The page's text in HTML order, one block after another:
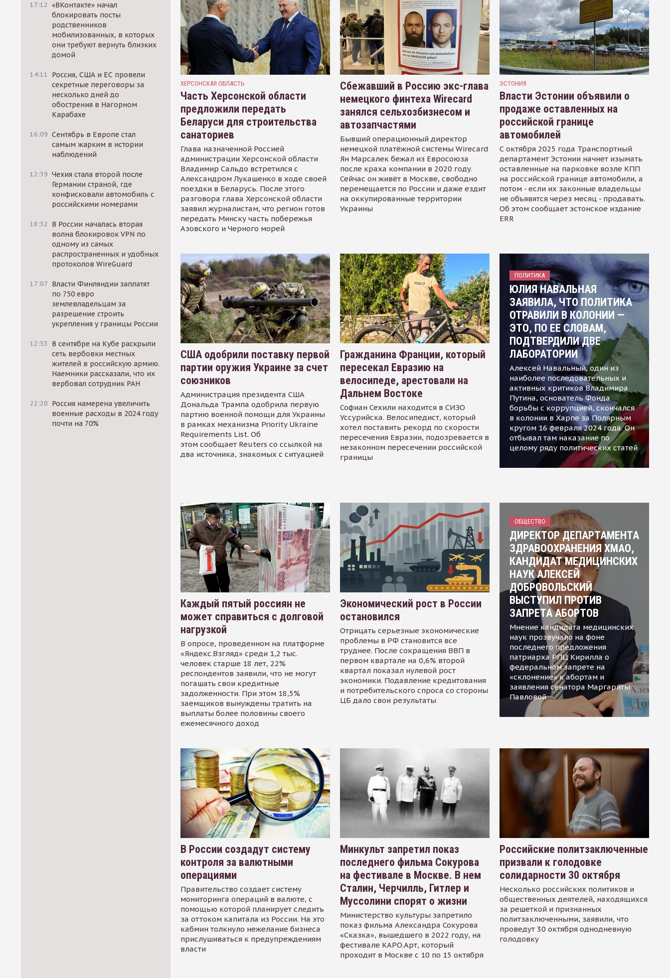
17:12 «ВКонтакте» начал
блокировать посты
родственников
мобилизованных, в которых
они требуют вернуть близких
домой
14:11
Россия, США и ЕС провели
секретные переговоры за
несколько дней до
обострения в Нагорном
Карабахе
16:09 Сентябрь в Европе стал
самым жарким в истории
наблюдений
12:39 Чехия стала второй после
Германии страной, где
конфисковали автомобиль с
российскими номерами
18:32
В России началась вторая
волна блокировок VPN по
одному из самых
распространенных и удобных
протоколов WireGuard
17:07 Власти Финляндии заплатят
по 750 евро
землевладельцам за
разрешение строить
укрепления у границы России
12:53
В сентябре на Кубе раскрыли
сеть вербовки местных
жителей в российскую армию.
Наемники рассказали, что их
вербовал сотрудник РАН
22:20 Россия намерена увеличить
военные расходы в 2024 году
почти на 70%
ХЕРСОНСКАЯ ОБЛАСТЬ
Часть Херсонской области
предложили передать
Беларуси для строительства
санаториев
Глава назначенной Россией
администрации Херсонской области
Владимир Сальдо встретился с
Александром Лукашенко в ходе своей
поездки в Беларусь. После этого
разговора глава Херсонской области
заявил журналистам, что регион готов
передать Минску часть побережья
Азовского и Черного морей
Сбежавший в Россию экс-глава
немецкого финтеха Wirecard
занялся сельхозбизнесом и
автозапчастями
Бывший операционный директор
немецкой платёжной системы Wirecard
Ян Марсалек бежал из Евросоюза
после краха компании в 2020 году.
Сейчас он живёт в Москве, свободно
перемещается по России и даже ездит
на оккупированные территории
Украины
ЭСТОНИЯ
Власти Эстонии объявили о
продаже оставленных на
российской границе
автомобилей
С октября 2025 года Транспортный
департамент Эстонии начнет изымать
оставленные на парковке возле КПП
на российской границе автомобили, а
потом - если их законные владельцы
не объявятся через месяц - продавать.
Об этом сообщает эстонское издание
ERR
США одобрили поставку первой
партии оружия Украине за счет
союзников
Администрация президента США
Дональда Трампа одобрила первую
партию военной помощи для Украины
в рамках механизма Priority Ukraine
Requirements List. Об
этом сообщает Reuters со ссылкой на
два источника, знакомых с ситуацией
Гражданина Франции, который
пересекал Евразию на
велосипеде, арестовали на
Дальнем Востоке
Софиан Сехили находится в СИЗО
Уссурийска. Велосипедист, который
хотел поставить рекорд по скорости
пересечения Евразии, подозревается в
незаконном пересечении российской
границы
ПОЛИТИКА
ЮЛИЯ НАВАЛЬНАЯ
ЗАЯВИЛА, ЧТО ПОЛИТИКА
ОТРАВИЛИ В КОЛОНИИ —
ЭТО, ПО ЕЕ СЛОВАМ,
ПОДТВЕРДИЛИ ДВЕ
ЛАБОРАТОРИИ
Алексей Навальный, один из
наиболее последовательных и
активных критиков Владимира
Путина, основатель Фонда
борьбы с коррупцией, скончался
в колонии в Харпе за Полярным
кругом 16 февраля 2024 года. Он
отбывал там наказание по
целому ряду политических статей
Каждый пятый россиян не
может справиться с долговой
нагрузкой
В опросе, проведенном на платформе
«Яндекс.Взгляд» среди 1,2 тыс.
человек старше 18 лет, 22%
респондентов заявили, что не могут
погашать свои кредитные
задолженности. При этом 18,5%
заемщиков вынуждены тратить на
выплаты более половины своего
ежемесячного доход
Экономический рост в России
остановился
Отрицать серьезные экономические
проблемы в РФ становится все
труднее. После сокращения ВВП в
первом квартале на 0,6% второй
квартал показал нулевой рост
экономики. Подавление кредитования
и потребительского спроса со стороны
ЦБ дало свои результаты
ОБЩЕСТВО
ДИРЕКТОР ДЕПАРТАМЕНТА
ЗДРАВООХРАНЕНИЯ ХМАО,
КАНДИДАТ МЕДИЦИНСКИХ
НАУК АЛЕКСЕЙ
ДОБРОВОЛЬСКИЙ
ВЫСТУПИЛ ПРОТИВ
ЗАПРЕТА АБОРТОВ
Мнение кандидата медицинских
наук прозвучало на фоне
последнего предложения
патриарха РПЦ Кирилла о
федеральном запрете на
«склонение» к абортам и
заявления сенатора Маргариты
Павловой
В России создадут систему
контроля за валютными
операциями
Правительство создает систему
мониторинга операций в валюте, с
помощью которой планирует следить
за оттоком капитала из России. На это
кабмин толкнуло нежелание бизнеса
прислушиваться к предупреждениям
власти
Минкульт запретил показ
последнего фильма Сокурова
на фестивале в Москве. В нем
Сталин, Черчилль, Гитлер и
Муссолини спорят о жизни
Министерство культуры запретило
показ фильма Александра Сокурова
«Сказка», вышедшего в 2022 году, на
фестивале КАРО.Арт, который
проходит в Москве с 10 по 15 октября
Российские политзаключенные
призвали к голодовке
солидарности 30 октября
Несколько российских политиков и
общественных деятелей, находящихся
за решеткой и признанных
политзаключенными, заявили, что
проведут 30 октября однодневную
голодовку